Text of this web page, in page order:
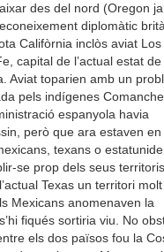
des del nord (Oregon
diplomàtic
Califòrnia inclòs aviat
capital de l’actual estat
Aviat toparien amb un
pels indígenes
espanyola havia
però que ara estaven
texans o
se prop dels seus
Texas un territori
Mexicans anomenaven la
fiqués sortiria viu. No
els dos països fou la